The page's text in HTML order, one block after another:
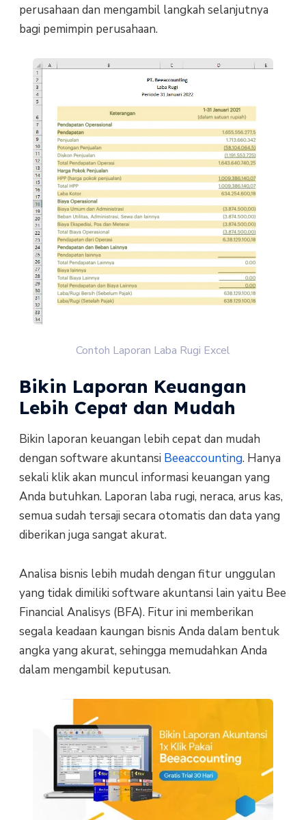
perusahaan dan mengambil langkah selanjutnya
bagi pemimpin perusahaan.
Contoh Laporan Laba Rugi Excel
Bikin Laporan Keuangan
Lebih Cepat dan Mudah
Bikin laporan keuangan lebih cepat dan mudah
dengan software akuntansi Beeaccounting. Hanya
sekali klik akan muncul informasi keuangan yang
Anda butuhkan. Laporan laba rugi, neraca, arus kas,
semua sudah tersaji secara otomatis dan data yang
diberikan juga sangat akurat.
Analisa bisnis lebih mudah dengan fitur unggulan
yang tidak dimiliki software akuntansi lain yaitu Bee
Financial Analisys (BFA). Fitur ini memberikan
segala keadaan kaungan bisnis Anda dalam bentuk
angka yang akurat, sehingga memudahkan Anda
dalam mengambil keputusan.